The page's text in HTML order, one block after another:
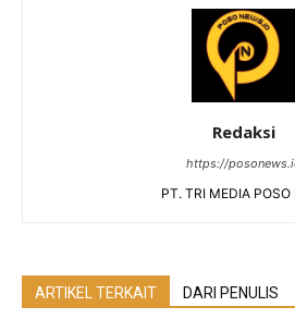
Redaksi
https://
PT. TRI MEDIA POSO
ARTIKEL TERKAIT DARI PENULIS